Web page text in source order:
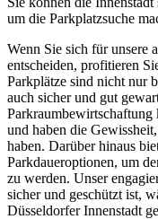
um die Parkplatzsuche
Wenn Sie sich für unsere
entscheiden, profitieren
Parkplätze sind nicht nur
auch sicher und gut
Parkraumbewirtschaftung
und haben die
haben. Darüber hinaus
Parkdaueroptionen, um
zu werden. Unser
sicher und geschützt ist,
Düsseldorfer Innenstadt